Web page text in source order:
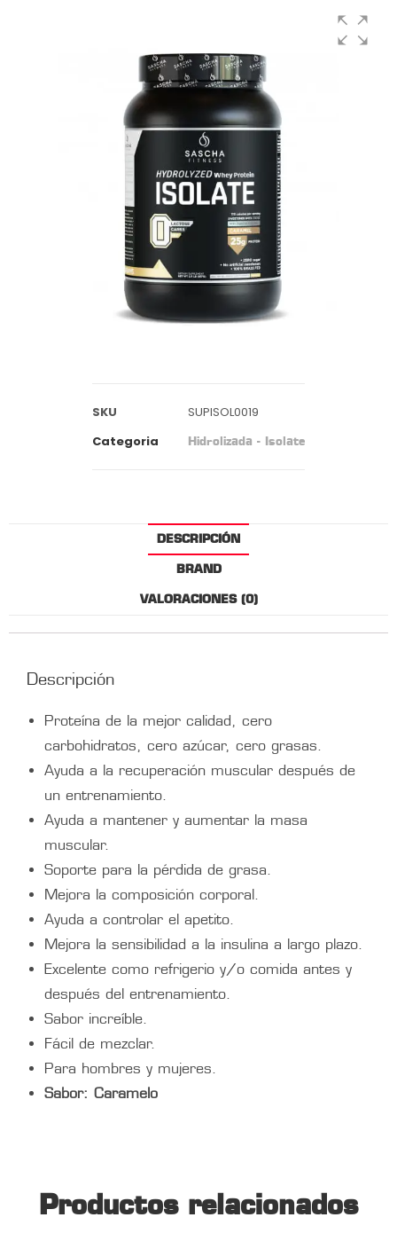
SKU
SUPISOL0019
Categoria
Hidrolizada - Isolate
DESCRIPCIÓN
BRAND
VALORACIONES (0)
Descripción
Proteína de la mejor calidad, cero
carbohidratos, cero azúcar, cero grasas.
Ayuda a la recuperación muscular después de
un entrenamiento.
Ayuda a mantener y aumentar la masa
muscular.
Soporte para la pérdida de grasa.
Mejora la composición corporal.
Ayuda a controlar el apetito.
Mejora la sensibilidad a la insulina a largo plazo.
Excelente como refrigerio y/o comida antes y
después del entrenamiento.
Sabor increíble.
Fácil de mezclar.
Para hombres y mujeres.
Sabor: Caramelo
Productos relacionados